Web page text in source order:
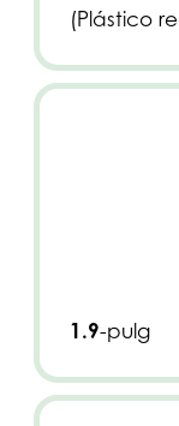
(Plástico
1.9-pulg